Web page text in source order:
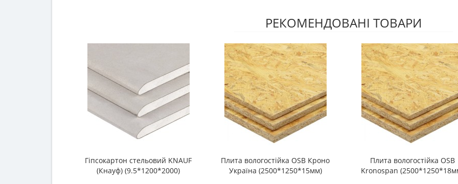
РЕКОМЕНДОВАНІ ТОВАРИ
Гіпсокартон стельовий KNAUF
(Кнауф) (9.5*1200*2000)
Плита вологостійка OSB Кроно
Україна (2500*1250*15мм)
Плита вологостійка OSB
Kronospan